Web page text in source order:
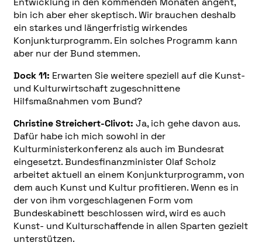
bin ich aber eher skeptisch. Wir brauchen deshalb
ein starkes und längerfristig wirkendes
Konjunkturprogramm. Ein solches Programm kann
aber nur der Bund stemmen.
Dock 11: Erwarten Sie weitere speziell auf die Kunst-
und Kulturwirtschaft zugeschnittene
Hilfsmaßnahmen vom Bund?
Christine Streichert-Clivot: Ja, ich gehe davon aus.
Dafür habe ich mich sowohl in der
Kulturministerkonferenz als auch im Bundesrat
eingesetzt. Bundesfinanzminister Olaf Scholz
arbeitet aktuell an einem Konjunkturprogramm, von
dem auch Kunst und Kultur profitieren. Wenn es in
der von ihm vorgeschlagenen Form vom
Bundeskabinett beschlossen wird, wird es auch
Kunst- und Kulturschaffende in allen Sparten gezielt
unterstützen.